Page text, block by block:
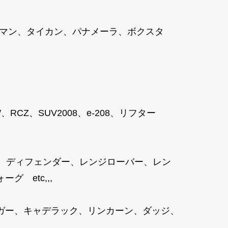
ン、タイカン、パナメーラ、ボクスタ
RCZ、SUV2008、e-208、リフター
ディフェンダー、レンジローバー、レン
ーグ etc,,,
、キャデラック、リンカーン、ダッジ、